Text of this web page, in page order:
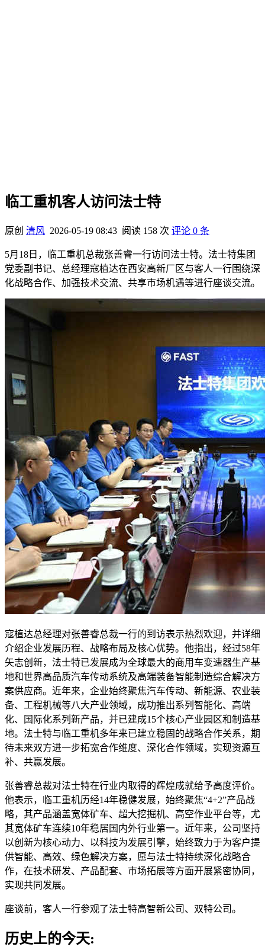
临工重机客人访问法士特
原创 清风 2026-05-19 08:43 阅读 158 次 评论 0 条
5月18日，临工重机总裁张善睿一行访问法士特。法士特集团
党委副书记、总经理寇植达在西安高新厂区与客人一行围绕深
化战略合作、加强技术交流、共享市场机遇等进行座谈交流。
寇植达总经理对张善睿总裁一行的到访表示热烈欢迎，并详细
介绍企业发展历程、战略布局及核心优势。他指出，经过58年
矢志创新，法士特已发展成为全球最大的商用车变速器生产基
地和世界高品质汽车传动系统及高端装备智能制造综合解决方
案供应商。近年来，企业始终聚焦汽车传动、新能源、农业装
备、工程机械等八大产业领域，成功推出系列智能化、高端
化、国际化系列新产品，并已建成15个核心产业园区和制造基
地。法士特与临工重机多年来已建立稳固的战略合作关系，期
待未来双方进一步拓宽合作维度、深化合作领域，实现资源互
补、共赢发展。
张善睿总裁对法士特在行业内取得的辉煌成就给予高度评价。
他表示，临工重机历经14年稳健发展，始终聚焦“4+2”产品战
略，其产品涵盖宽体矿车、超大挖掘机、高空作业平台等，尤
其宽体矿车连续10年稳居国内外行业第一。近年来，公司坚持
以创新为核心动力、以科技为发展引擎，始终致力于为客户提
供智能、高效、绿色解决方案，愿与法士特持续深化战略合
作，在技术研发、产品配套、市场拓展等方面开展紧密协同，
实现共同发展。
座谈前，客人一行参观了法士特高智新公司、双特公司。
历史上的今天: